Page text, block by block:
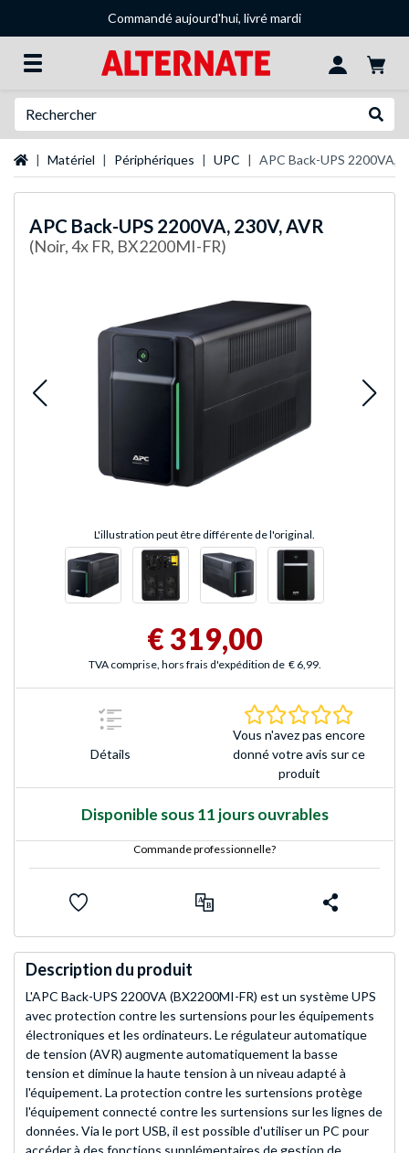
Commandé aujourd'hui, livré mardi
Page d'accueil
Matériel Périphériques UPC APC Back-UPS 2200VA,
APC Back-UPS 2200VA, 230V, AVR
(Noir, 4x FR, BX2200MI-FR)
L'illustration peut être différente de l'original.
€ 319,00
TVA comprise, hors frais d'expédition de € 6,99.
Détails
Vous n'avez pas encore
donné votre avis sur ce
produit
Disponible sous 11 jours ouvrables
Commande professionnelle?
Description du produit
L'APC Back-UPS 2200VA (BX2200MI-FR) est un système UPS
avec protection contre les surtensions pour les équipements
électroniques et les ordinateurs. Le régulateur automatique
de tension (AVR) augmente automatiquement la basse
tension et diminue la haute tension à un niveau adapté à
l'équipement. La protection contre les surtensions protège
l'équipement connecté contre les surtensions sur les lignes de
données. Via le port USB, il est possible d'utiliser un PC pour